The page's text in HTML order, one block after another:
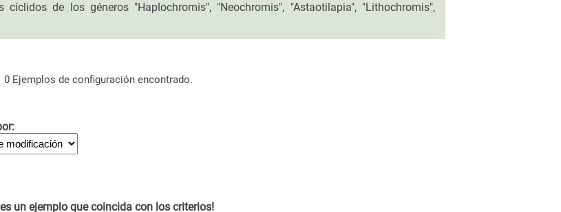
de los géneros "Haplochromis", "Neochromis", "Astaotilapia", "Lithochromis",
0 Ejemplos de configuración encontrado.
un ejemplo que coincida con los criterios!